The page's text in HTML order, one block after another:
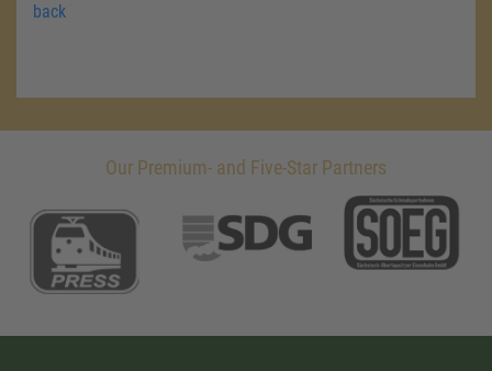
back
Our Premium- and Five-Star Partners